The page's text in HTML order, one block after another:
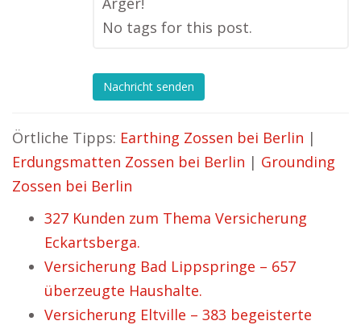
No tags for this post.
Nachricht senden
Örtliche Tipps: Earthing Zossen bei Berlin |
Erdungsmatten Zossen bei Berlin | Grounding
Zossen bei Berlin
327 Kunden zum Thema Versicherung
Eckartsberga.
Versicherung Bad Lippspringe – 657
überzeugte Haushalte.
Versicherung Eltville – 383 begeisterte